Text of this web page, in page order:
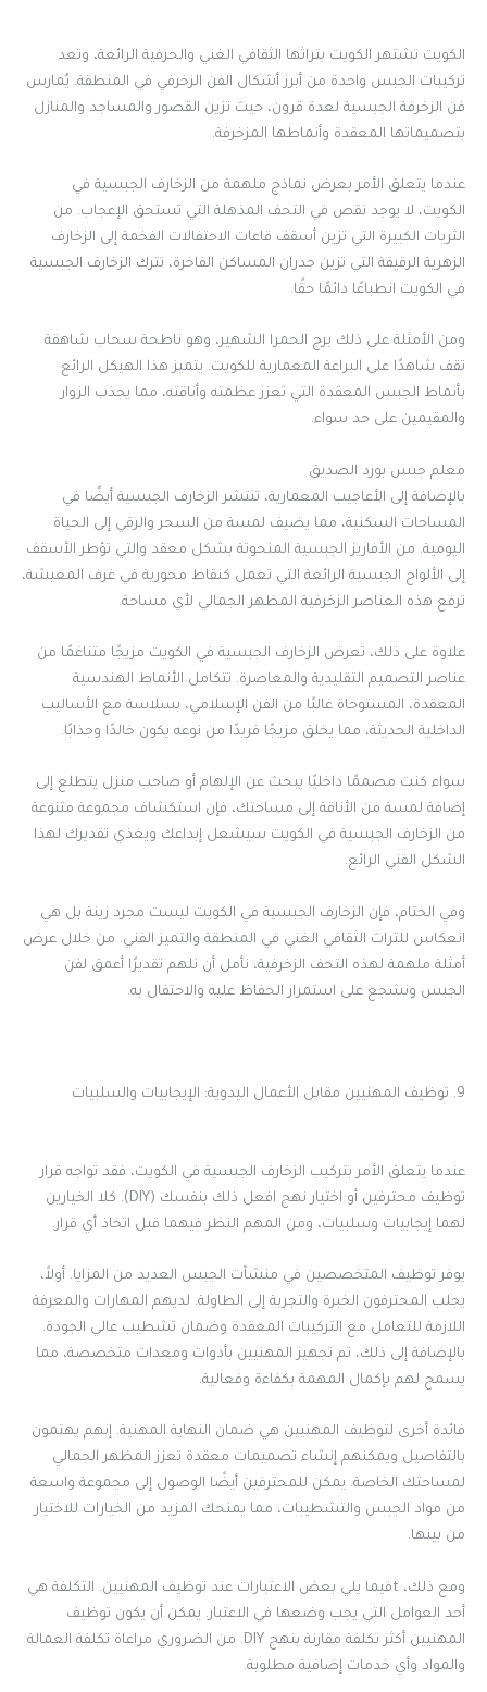
الكويت تشتهر الكويت بتراثها الثقافي الغني والحرفية الرائعة، وتعد
تركيبات الجبس واحدة من أبرز أشكال الفن الزخرفي في المنطقة. يُمارس
فن الزخرفة الجبسية لعدة قرون، حيث تزين القصور والمساجد والمنازل
بتصميماتها المعقدة وأنماطها المزخرفة.
عندما يتعلق الأمر بعرض نماذج ملهمة من الزخارف الجبسية في
الكويت، لا يوجد نقص في التحف المذهلة التي تستحق الإعجاب. من
الثريات الكبيرة التي تزين أسقف قاعات الاحتفالات الفخمة إلى الزخارف
الزهرية الرقيقة التي تزين جدران المساكن الفاخرة، تترك الزخارف الجبسية
في الكويت انطباعًا دائمًا حقًا.
ومن الأمثلة على ذلك برج الحمرا الشهير، وهو ناطحة سحاب شاهقة
تقف شاهدًا على البراعة المعمارية للكويت. يتميز هذا الهيكل الرائع
بأنماط الجبس المعقدة التي تعزز عظمته وأناقته، مما يجذب الزوار
والمقيمين على حد سواء.
معلم جبس بورد الصديق
بالإضافة إلى الأعاجيب المعمارية، تنتشر الزخارف الجبسية أيضًا في
المساحات السكنية، مما يضيف لمسة من السحر والرقي إلى الحياة
اليومية. من الأفاريز الجبسية المنحوتة بشكل معقد والتي تؤطر الأسقف
إلى الألواح الجبسية الرائعة التي تعمل كنقاط محورية في غرف المعيشة،
ترفع هذه العناصر الزخرفية المظهر الجمالي لأي مساحة.
علاوة على ذلك، تعرض الزخارف الجبسية في الكويت مزيجًا متناغمًا من
عناصر التصميم التقليدية والمعاصرة. تتكامل الأنماط الهندسية
المعقدة، المستوحاة غالبًا من الفن الإسلامي، بسلاسة مع الأساليب
الداخلية الحديثة، مما يخلق مزيجًا فريدًا من نوعه يكون خالدًا وجذابًا.
سواء كنت مصممًا داخليًا يبحث عن الإلهام أو صاحب منزل يتطلع إلى
إضافة لمسة من الأناقة إلى مساحتك، فإن استكشاف مجموعة متنوعة
من الزخارف الجبسية في الكويت سيشعل إبداعك ويغذي تقديرك لهذا
الشكل الفني الرائع.
وفي الختام، فإن الزخارف الجبسية في الكويت ليست مجرد زينة بل هي
انعكاس للتراث الثقافي الغني في المنطقة والتميز الفني. من خلال عرض
أمثلة ملهمة لهذه التحف الزخرفية، نأمل أن نلهم تقديرًا أعمق لفن
الجبس ونشجع على استمرار الحفاظ عليه والاحتفال به.
9. توظيف المهنيين مقابل الأعمال اليدوية: الإيجابيات والسلبيات
عندما يتعلق الأمر بتركيب الزخارف الجبسية في الكويت، فقد تواجه قرار
توظيف محترفين أو اختيار نهج افعل ذلك بنفسك (DIY). كلا الخيارين
لهما إيجابيات وسلبيات، ومن المهم النظر فيهما قبل اتخاذ أي قرار.
يوفر توظيف المتخصصين في منشآت الجبس العديد من المزايا. أولاً،
يجلب المحترفون الخبرة والتجربة إلى الطاولة. لديهم المهارات والمعرفة
اللازمة للتعامل مع التركيبات المعقدة وضمان تشطيب عالي الجودة.
بالإضافة إلى ذلك، تم تجهيز المهنيين بأدوات ومعدات متخصصة، مما
يسمح لهم بإكمال المهمة بكفاءة وفعالية.
فائدة أخرى لتوظيف المهنيين هي ضمان النهاية المهنية. إنهم يهتمون
بالتفاصيل ويمكنهم إنشاء تصميمات معقدة تعزز المظهر الجمالي
لمساحتك الخاصة. يمكن للمحترفين أيضًا الوصول إلى مجموعة واسعة
من مواد الجبس والتشطيبات، مما يمنحك المزيد من الخيارات للاختيار
من بينها.
ومع ذلك، tفيما يلي بعض الاعتبارات عند توظيف المهنيين. التكلفة هي
أحد العوامل التي يجب وضعها في الاعتبار. يمكن أن يكون توظيف
المهنيين أكثر تكلفة مقارنة بنهج DIY. من الضروري مراعاة تكلفة العمالة
والمواد وأي خدمات إضافية مطلوبة.